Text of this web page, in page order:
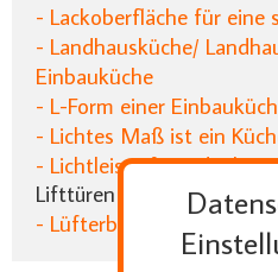
- Lackoberfläche für eine
- Landhausküche/
Einbauküche
- L-Form einer
- Lichtes Maß ist ein
- Lichtleiste für indirektes
Lifttüren in der
- Lüfterbaustein für die